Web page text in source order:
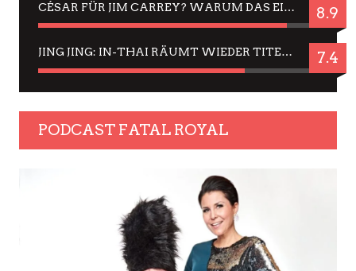
CÉSAR FÜR JIM CARREY? WARUM DAS EINER DER NERVIGSTEN ACTORS IST UND BLEIBT 8.9
JING JING: IN-THAI RÄUMT WIEDER TITEL AB – EIN ZWEI-STUNDEN-ERLEBNISBERICHT 7.4
PODCAST FATAL ROYAL